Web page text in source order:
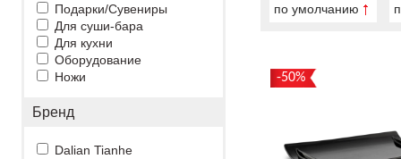
Подарки/Сувениры
Для суши-бара
Для кухни
Оборудование
Ножи
Бренд
Dalian Tianhe
по умолчанию
-50%